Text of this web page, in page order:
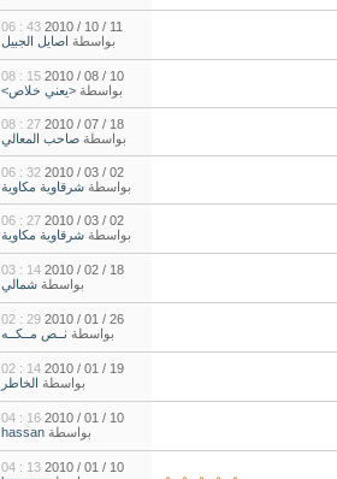
11 / 10 / 2010
43 : 06 AM
بواسطة اصايل الجبيل
10 / 08 / 2010
15 : 08 AM
بواسطة <يعني خلاص>
18 / 07 / 2010
27 : 08 PM
بواسطة صاحب المعالي
02 / 03 / 2010
32 : 06 AM
بواسطة شرقاوية مكاوية
02 / 03 / 2010
27 : 06 AM
بواسطة شرقاوية مكاوية
18 / 02 / 2010
14 : 03 AM
بواسطة شمالي
26 / 01 / 2010
29 : 02 AM
بواسطة نــص مــكــه
19 / 01 / 2010
14 : 02 AM
بواسطة الخاطر
10 / 01 / 2010
16 : 04 PM
بواسطة hassan
10 / 01 / 2010
13 : 04 PM